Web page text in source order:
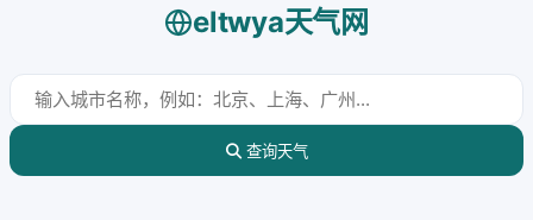
eltwya天气网
查询天气